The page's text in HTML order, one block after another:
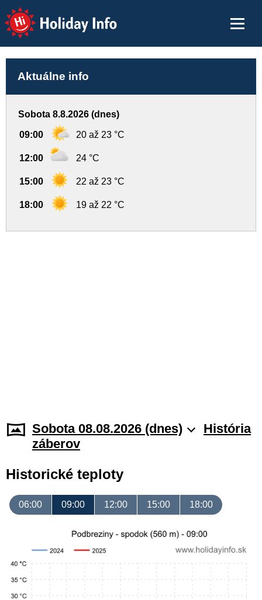
Holiday Info
Aktuálne info
Sobota 8.8.2026 (dnes)
09:00 20 až 23 °C
12:00 24 °C
15:00 22 až 23 °C
18:00 19 až 22 °C
Sobota 08.08.2026 (dnes)
História
záberov
Historické teploty
06:00 09:00 12:00 15:00 18:00